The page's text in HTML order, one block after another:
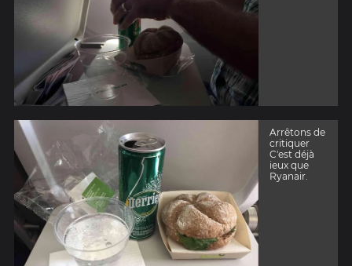
Arrêtons de
critiquer
C'est déjà
ieux que
Ryanair.